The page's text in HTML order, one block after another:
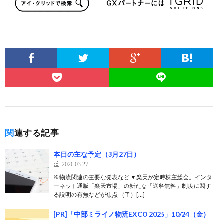
関連する記事
本日の主な予定（3月27日）
2020.03.27
※物流関連の主要な発表など ▼楽天が定時株主総会。インタ
ーネット通販「楽天市場」の新たな「送料無料」制度に関す
る説明の有無などが焦点 （了）[…]
[PR]「中部ミライノ物流EXCO 2025」10/24（金）